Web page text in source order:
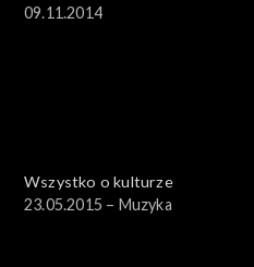
09.11.2014
Wszystko o kulturze
23.05.2015 – Muzyka